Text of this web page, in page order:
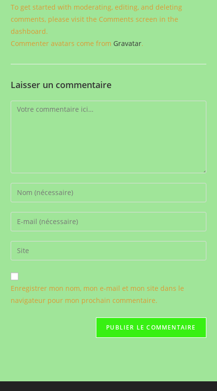
To get started with moderating, editing, and deleting
comments, please visit the Comments screen in the
dashboard.
Commenter avatars come from Gravatar.
Laisser un commentaire
Comment
Enter
your
name
comment
Enter
your
email
address
comment
Saisir
l’URL
de
votre
(facultatif)
Enregistrer mon nom, mon e-mail et mon site dans le
navigateur pour mon prochain commentaire.